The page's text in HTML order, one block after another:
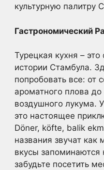
культурную палитру
Гастрономический
Турецкая кухня – это
истории Стамбула.
попробовать все: от
ароматного плова
воздушного лукума.
это настоящее
Döner, köfte, balik
названия звучат
вкусы
забудьте посетить